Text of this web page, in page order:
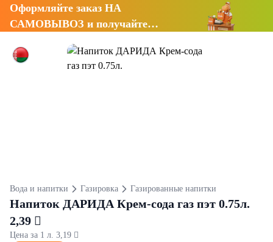
Оформляйте заказ НА
САМОВЫВОЗ и получайте
Вода и напитки Газировка Газированные напитки
Напиток ДАРИДА Крем-сода газ пэт 0.75л.
2,39 
Цена за 1 л. 3,19 